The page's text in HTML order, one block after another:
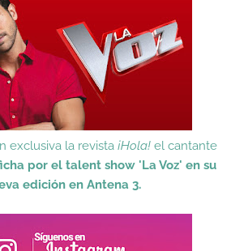
exclusiva la revista ¡Hola! el cantante
por el talent show 'La Voz' en su
edición en Antena 3.